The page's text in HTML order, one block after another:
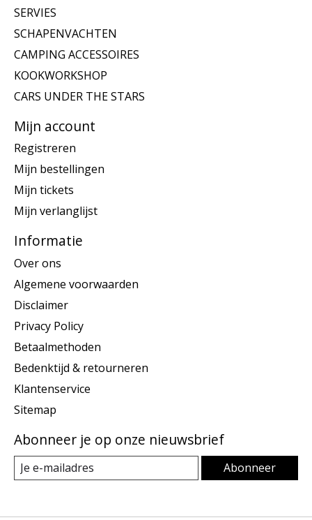
SERVIES
SCHAPENVACHTEN
CAMPING ACCESSOIRES
KOOKWORKSHOP
CARS UNDER THE STARS
Mijn account
Registreren
Mijn bestellingen
Mijn tickets
Mijn verlanglijst
Informatie
Over ons
Algemene voorwaarden
Disclaimer
Privacy Policy
Betaalmethoden
Bedenktijd & retourneren
Klantenservice
Sitemap
Abonneer je op onze nieuwsbrief
Abonneer